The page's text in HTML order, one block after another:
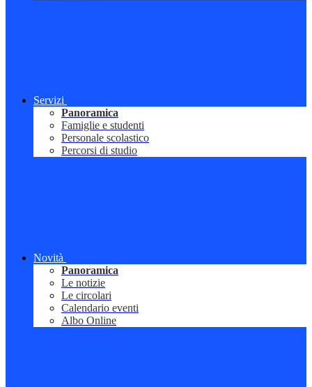
Servizi
Panoramica
Famiglie e studenti
Personale scolastico
Percorsi di studio
Novità
Panoramica
Le notizie
Le circolari
Calendario eventi
Albo Online